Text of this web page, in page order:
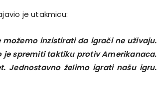
je utakmicu:
inzistirati da igrači ne uživaju.
je spremiti taktiku protiv Amerikanaca.
Jednostavno želimo igrati našu igru.